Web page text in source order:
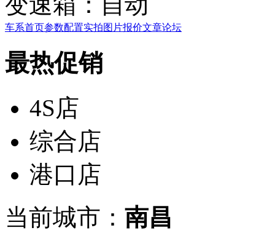
车系首页参数配置实拍图片报价文章论坛
最热促销
4S店
综合店
港口店
当前城市： 南昌